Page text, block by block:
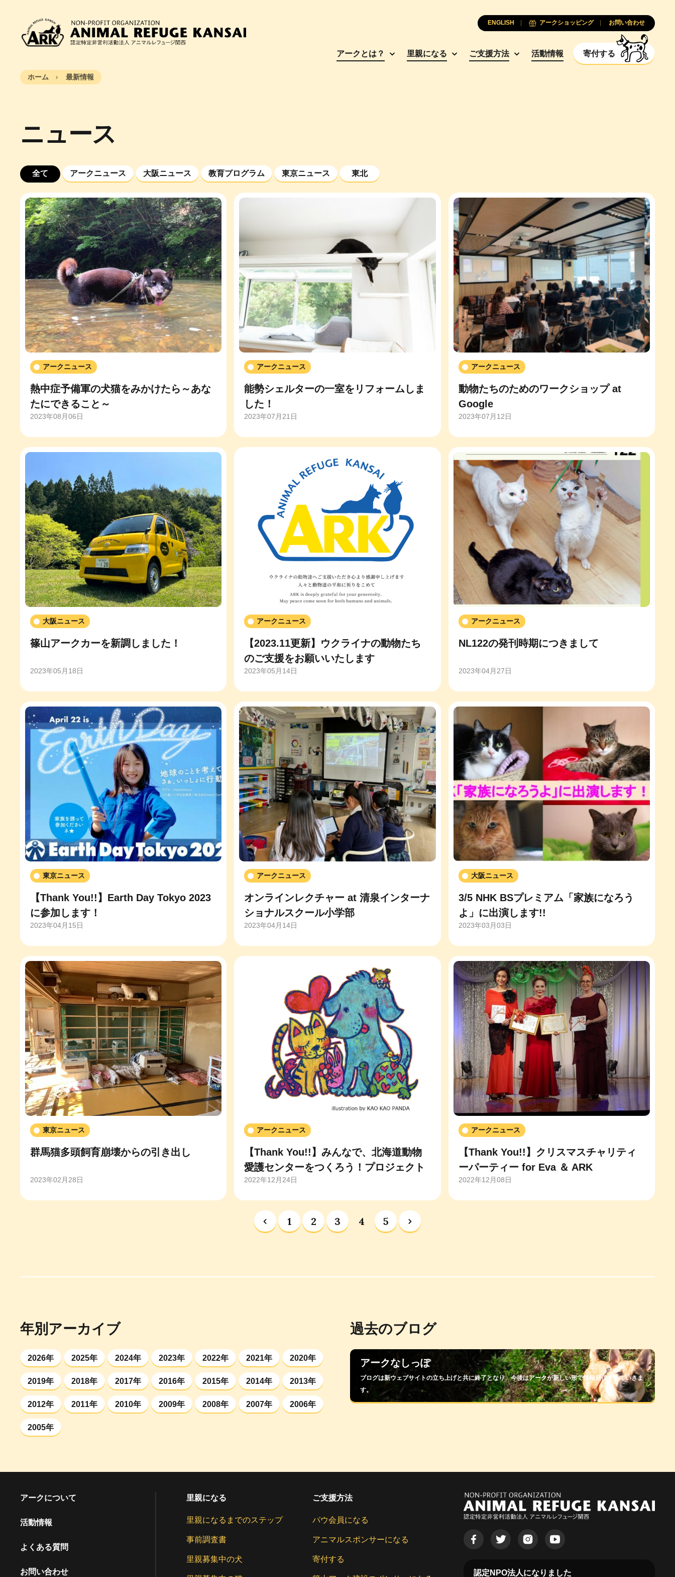
アークとは？ 里親になる ご支援方法 活動情報 寄付する
ENGLISH アークショッピング お問い合わせ
ホーム 最新情報
ニュース
全て アークニュース 大阪ニュース 教育プログラム 東京ニュース 東北
アークニュース
熱中症予備軍の犬猫をみかけたら～あな
たにできること～
2023年08月06日
アークニュース
能勢シェルターの一室をリフォームしま
した！
2023年07月21日
アークニュース
動物たちのためのワークショップ at
Google
2023年07月12日
大阪ニュース
篠山アークカーを新調しました！
2023年05月18日
アークニュース
【2023.11更新】ウクライナの動物たち
のご支援をお願いいたします
2023年05月14日
アークニュース
NL122の発刊時期につきまして
2023年04月27日
東京ニュース
【Thank You!!】Earth Day Tokyo 2023
に参加します！
2023年04月15日
アークニュース
オンラインレクチャー at 清泉インターナ
ショナルスクール小学部
2023年04月14日
大阪ニュース
3/5 NHK BSプレミアム「家族になろう
よ」に出演します!!
2023年03月03日
東京ニュース
群馬猫多頭飼育崩壊からの引き出し
2023年02月28日
アークニュース
【Thank You!!】みんなで、北海道動物
愛護センターをつくろう！プロジェクト
2022年12月24日
アークニュース
【Thank You!!】クリスマスチャリティ
ーパーティー for Eva ＆ ARK
2022年12月08日
1 2 3 4 5
年別アーカイブ
2026年 2025年 2024年 2023年 2022年 2021年 2020年
2019年 2018年 2017年 2016年 2015年 2014年 2013年
2012年 2011年 2010年 2009年 2008年 2007年 2006年
2005年
過去のブログ
アークなしっぽ
ブログは新ウェブサイトの立ち上げと共に終了となり、今後はアークが新しい形で情報発信をしていきま
す。
アークについて
活動情報
よくある質問
お問い合わせ
里親になる
里親になるまでのステップ
事前調査書
里親募集中の犬
ご支援方法
パウ会員になる
アニマルスポンサーになる
寄付する
認定NPO法人になりました